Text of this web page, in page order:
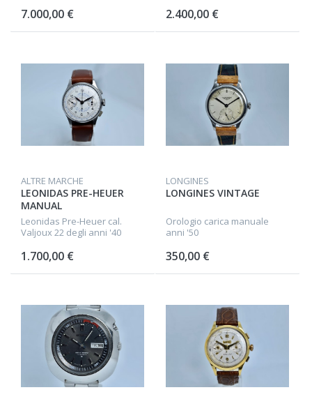
7.000,00 € 2.400,00 €
ALTRE MARCHE
LEONIDAS PRE-HEUER
MANUAL
Leonidas Pre-Heuer cal.
Valjoux 22 degli anni '40
1.700,00 €
LONGINES
LONGINES VINTAGE
Orologio carica manuale
anni '50
350,00 €